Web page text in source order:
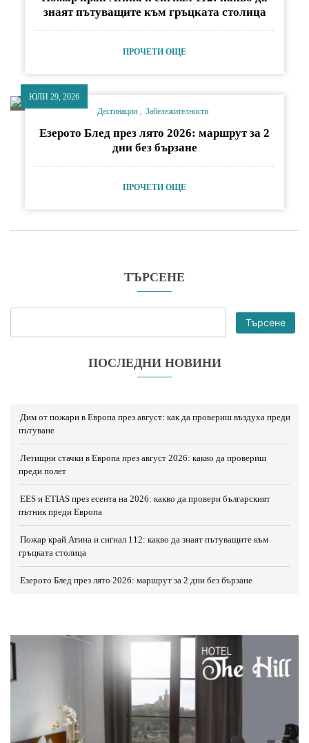
ТЪРСЕНЕ
Търсене
ПОСЛЕДНИ НОВИНИ
Дим от пожари в Европа през август: как да провериш въздуха преди
пътуване
Летищни стачки в Европа през август 2026: какво да провериш
преди полет
EES и ETIAS през есента на 2026: какво да провери българският
пътник преди Европа
Пожар край Атина и сигнал 112: какво да знаят пътуващите към
гръцката столица
Езерото Блед през лято 2026: маршрут за 2 дни без бързане
знаят пътуващите към гръцката столица
ПРОЧЕТИ ОЩЕ
ЮЛИ 29, 2026
Дестинации
Забележителности
Езерото Блед през лято 2026: маршрут за 2
дни без бързане
ПРОЧЕТИ ОЩЕ